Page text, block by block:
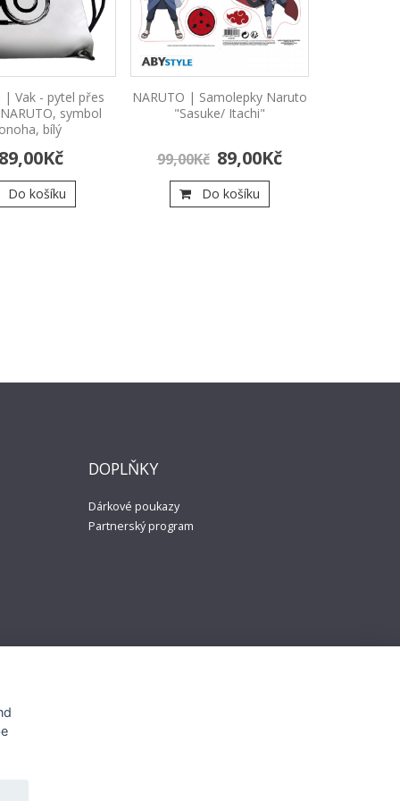
| Vak - pytel přes
symbol
bílý
Do košíku
NARUTO | Samolepky Naruto
"Sasuke/ Itachi"
99,00Kč 89,00Kč
Do košíku
DOPLŇKY
Dárkové poukazy
Partnerský program